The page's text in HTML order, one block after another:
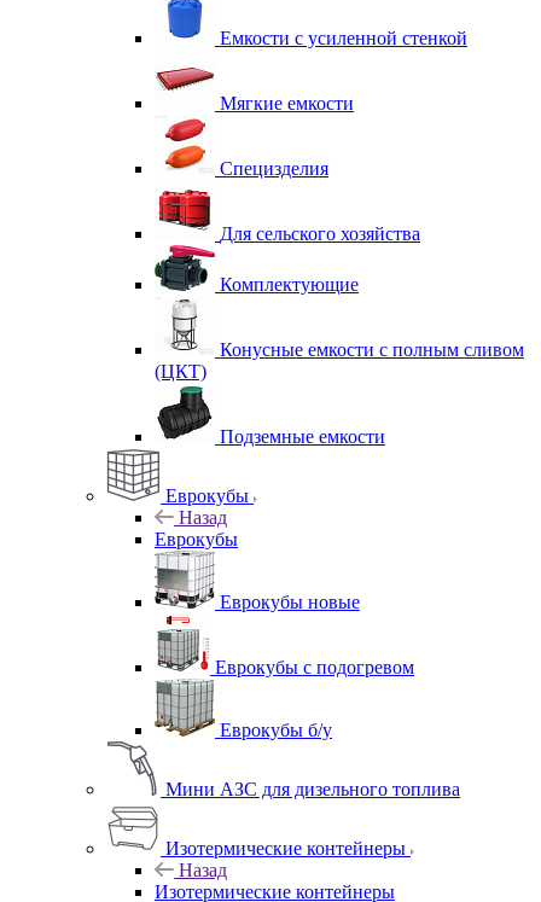
Емкости с усиленной стенкой
Мягкие емкости
Специзделия
Для сельского хозяйства
Комплектующие
Конусные емкости с полным сливом
(ЦКТ)
Подземные емкости
Еврокубы
Назад
Еврокубы
Еврокубы новые
Еврокубы с подогревом
Еврокубы б/у
Мини АЗС для дизельного топлива
Изотермические контейнеры
Назад
Изотермические контейнеры